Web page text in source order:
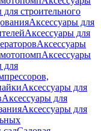
строительного
Аксессуары для
Аксессуары для
Аксессуары
Аксессуары
для
Аксессуары для
Аксессуары для
Аксессуары для